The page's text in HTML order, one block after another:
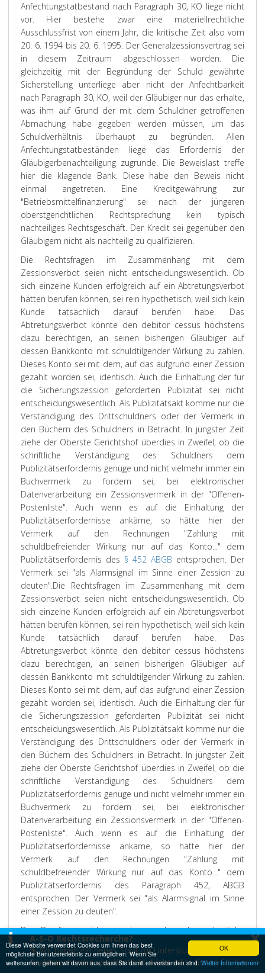
OK
Diese Website verwendet Cookies um Ihnen das best
möglichste Benutzererlebnis zu ermöglichen. Wenn Sie
weitersurfen, gehen wir davon aus, dass Sie damit einverstanden sind.Weiter Informationen
Anfechtungstatbestand nach Paragraph 30, KO liege nicht
vor. Hier bestehe zwar eine materiellrechtliche
Ausschlussfrist von einem Jahr, die kritische Zeit also vom
20. 6. 1994 bis 20. 6. 1995. Der Generalzessionsvertrag sei
in diesem Zeitraum abgeschlossen worden. Die
gleichzeitig mit der Begründung der Schuld gewährte
Sicherstellung unterliege aber nicht der Anfechtbarkeit
nach Paragraph 30, KO, weil der Gläubiger nur das erhalte,
was ihm auf Grund der mit dem Schuldner getroffenen
Abmachung habe gegeben werden müssen, um das
Schuldverhältnis überhaupt zu begründen. Allen
Anfechtungstatbeständen liege das Erfordernis der
Gläubigerbenachteiligung zugrunde. Die Beweislast treffe
hier die klagende Bank. Diese habe den Beweis nicht
einmal angetreten. Eine Kreditgewährung zur
"Betriebsmittelfinanzierung" sei nach der jüngeren
oberstgerichtlichen Rechtsprechung kein typisch
nachteiliges Rechtsgeschäft. Der Kredit sei gegenüber den
Gläubigern nicht als nachteilig zu qualifizieren.
Die Rechtsfragen im Zusammenhang mit dem
Zessionsverbot seien nicht entscheidungswesentlich. Ob
sich einzelne Kunden erfolgreich auf ein Abtretungsverbot
hätten berufen können, sei rein hypothetisch, weil sich kein
Kunde tatsächlich darauf berufen habe. Das
Abtretungsverbot könnte den debitor cessus höchstens
dazu berechtigen, an seinen bisherigen Gläubiger auf
dessen Bankkonto mit schuldtilgender Wirkung zu zahlen.
Dieses Konto sei mit dem, auf das aufgrund einer Zession
gezahlt worden sei, identisch. Auch die Einhaltung der für
die Sicherungszession geforderten Publizität sei nicht
entscheidungswesentlich. Als Publizitätsakt komme nur die
Verständigung des Drittschuldners oder der Vermerk in
den Büchern des Schuldners in Betracht. In jüngster Zeit
ziehe der Oberste Gerichtshof überdies in Zweifel, ob die
schriftliche Verständigung des Schuldners dem
Publizitätserfordernis genüge und nicht vielmehr immer ein
Buchvermerk zu fordern sei, bei elektronischer
Datenverarbeitung ein Zessionsvermerk in der "Offenen-
Postenliste". Auch wenn es auf die Einhaltung der
Publizitätserfordernisse ankäme, so hätte hier der
Vermerk auf den Rechnungen "Zahlung mit
schuldbefreiender Wirkung nur auf das Konto..." dem
Publizitätserfordernis des § 452 ABGB entsprochen. Der
Vermerk sei "als Alarmsignal im Sinne einer Zession zu
deuten".Die Rechtsfragen im Zusammenhang mit dem
Zessionsverbot seien nicht entscheidungswesentlich. Ob
sich einzelne Kunden erfolgreich auf ein Abtretungsverbot
hätten berufen können, sei rein hypothetisch, weil sich kein
Kunde tatsächlich darauf berufen habe. Das
Abtretungsverbot könnte den debitor cessus höchstens
dazu berechtigen, an seinen bisherigen Gläubiger auf
dessen Bankkonto mit schuldtilgender Wirkung zu zahlen.
Dieses Konto sei mit dem, auf das aufgrund einer Zession
gezahlt worden sei, identisch. Auch die Einhaltung der für
die Sicherungszession geforderten Publizität sei nicht
entscheidungswesentlich. Als Publizitätsakt komme nur die
Verständigung des Drittschuldners oder der Vermerk in
den Büchern des Schuldners in Betracht. In jüngster Zeit
ziehe der Oberste Gerichtshof überdies in Zweifel, ob die
schriftliche Verständigung des Schuldners dem
Publizitätserfordernis genüge und nicht vielmehr immer ein
Buchvermerk zu fordern sei, bei elektronischer
Datenverarbeitung ein Zessionsvermerk in der "Offenen-
Postenliste". Auch wenn es auf die Einhaltung der
Publizitätserfordernisse ankäme, so hätte hier der
Vermerk auf den Rechnungen "Zahlung mit
schuldbefreiender Wirkung nur auf das Konto..." dem
Publizitätserfordernis des Paragraph 452, ABGB
entsprochen. Der Vermerk sei "als Alarmsignal im Sinne
einer Zession zu deuten".
Das Berufungsgericht sprach aus, dass die ordentliche
Revision zulässig sei. Die Rechtsfragen zur
Konkursanfechtung von Sicherungszessionen seien in der
Lehre und Judikatur strittig.
×
A-S-O Rechtsrecherche?
Wir haben ein neues Tool zur Unterstützung bei der
Rechtsrecherche veröffentlicht. Mehr Infos finden Sie hier >>